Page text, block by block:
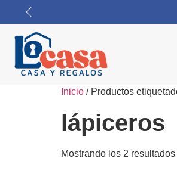
Inicio / Productos
lápiceros
Mostrando los 2 resultados